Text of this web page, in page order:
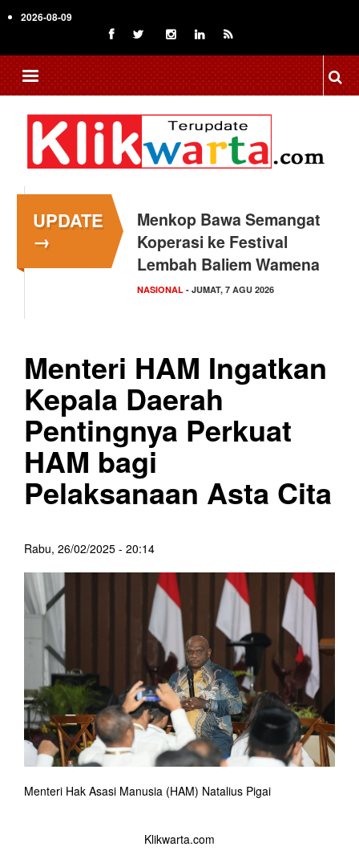
to
content
2026-08-09
UPDATE
→
Menkop Bawa Semangat
Koperasi ke Festival
Lembah Baliem Wamena
NASIONAL - JUMAT, 7 AGU 2026
Tingkatkan Daya Saing
Indonesia, BRIN Fokus
Kembangkan Teknologi…
NASIONAL - JUMAT, 7 AGU 2026
Menteri HAM Ingatkan
Kepala Daerah
Pentingnya Perkuat
HAM bagi
Pelaksanaan Asta Cita
Rabu, 26/02/2025 - 20:14
Menteri Hak Asasi Manusia (HAM) Natalius Pigai
Klikwarta.com